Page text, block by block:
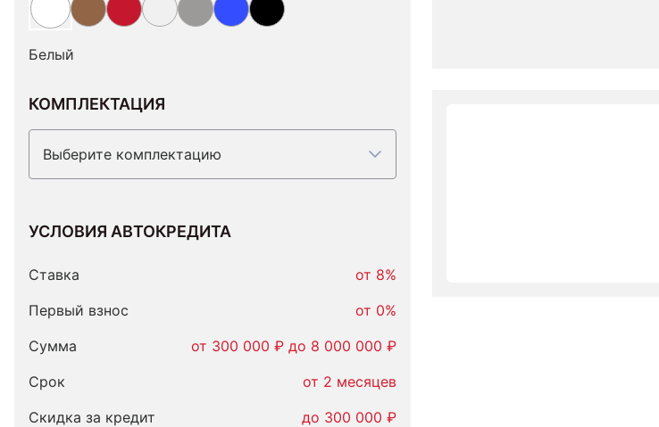
Белый
КОМПЛЕКТАЦИЯ
Выберите комплектацию
УСЛОВИЯ АВТОКРЕДИТА
Ставка
от 8%
Первый взнос
от 0%
Сумма
от 300 000 ₽ до 8 000 000 ₽
Срок
от 2 месяцев
Скидка за кредит
до 300 000 ₽